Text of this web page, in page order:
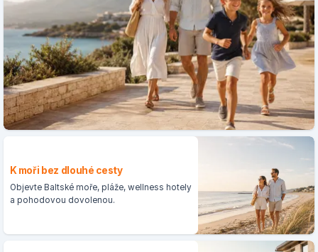
K moři bez dlouhé cesty
Objevte Baltské moře, pláže, wellness hotely
a pohodovou dovolenou.